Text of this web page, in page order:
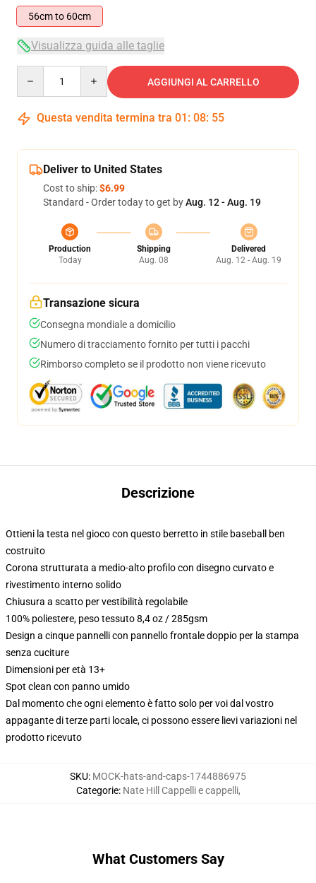
56cm to 60cm
Visualizza guida alle taglie
AGGIUNGI AL CARRELLO
Questa vendita termina tra 01 : 08: 55
Deliver to United States
Cost to ship:$6.99
Standard - Order today to get byAug. 12 - Aug. 19
Production
Today
Shipping
Aug. 08
Delivered
Aug. 12 - Aug. 19
Transazione sicura
Consegna mondiale a domicilio
Numero di tracciamento fornito per tutti i pacchi
Rimborso completo se il prodotto non viene ricevuto
Descrizione
Ottieni la testa nel gioco con questo berretto in stile baseball ben
costruito
Corona strutturata a medio-alto profilo con disegno curvato e
rivestimento interno solido
Chiusura a scatto per vestibilità regolabile
100% poliestere, peso tessuto 8,4 oz / 285gsm
Design a cinque pannelli con pannello frontale doppio per la stampa
senza cuciture
Dimensioni per età 13+
Spot clean con panno umido
Dal momento che ogni elemento è fatto solo per voi dal vostro
appagante di terze parti locale, ci possono essere lievi variazioni nel
prodotto ricevuto
SKU: MOCK-hats-and-caps-1744886975
Categorie: Nate Hill Cappelli e cappelli,
What Customers Say